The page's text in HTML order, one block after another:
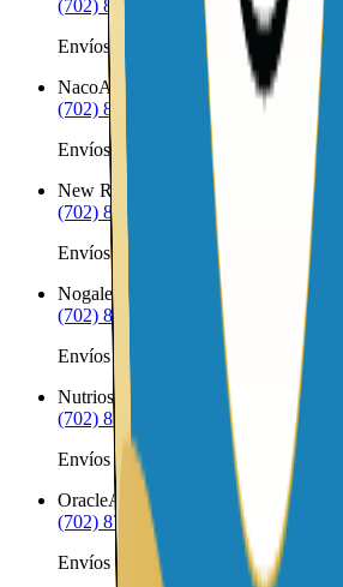
(702) 879-8299
Envíos a Nicaragua desde Munds Park
NacoAZ
(702) 879-8299
Envíos a Nicaragua desde Naco
New River
(702) 879-8299
Envíos a Nicaragua desde New River
Nogales
AZ
(702) 879-8299
Envíos a Nicaragua desde Nogales
Nutrioso
AZ
(702) 879-8299
Envíos a Nicaragua desde Nutrioso
OracleAZ
(702) 879-8299
Envíos a Nicaragua desde Oracle